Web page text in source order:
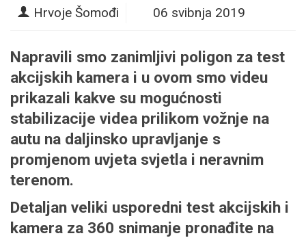
Hrvoje Šomođi 06 svibnja 2019
Napravili smo zanimljivi poligon za test
akcijskih kamera i u ovom smo videu
prikazali kakve su mogućnosti
stabilizacije videa prilikom vožnje na
autu na daljinsko upravljanje s
promjenom uvjeta svjetla i neravnim
terenom.
Detaljan veliki usporedni test akcijskih i
kamera za 360 snimanje pronađite na